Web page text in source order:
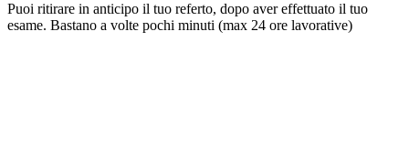
Puoi ritirare in anticipo il tuo referto, dopo aver effettuato il tuo
esame. Bastano a volte pochi minuti (max 24 ore lavorative)